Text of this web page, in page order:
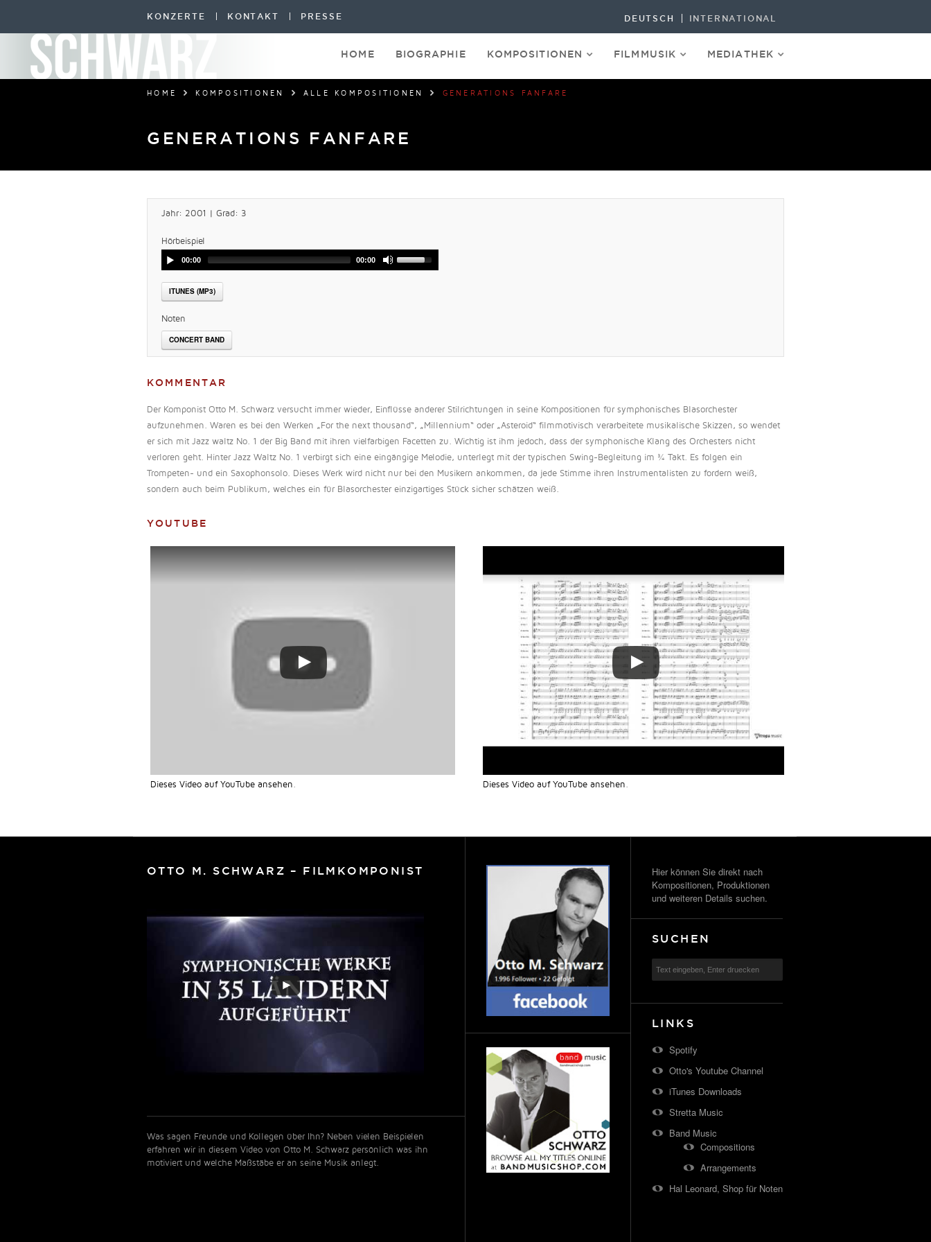
KONZERTE KONTAKT PRESSE DEUTSCH INTERNATIONAL
HOME BIOGRAPHIE KOMPOSITIONEN FILMMUSIK MEDIATHEK
HOME KOMPOSITIONEN ALLE KOMPOSITIONEN GENERATIONS FANFARE
GENERATIONS FANFARE
Jahr: 2001 | Grad: 3
Hörbeispiel
00:00 00:00
ITUNES (MP3)
Noten
CONCERT BAND
KOMMENTAR
Der Komponist Otto M. Schwarz versucht immer wieder, Einflüsse anderer Stilrichtungen in seine Kompositionen für symphonisches Blasorchester
aufzunehmen. Waren es bei den Werken „For the next thousand“, „Millennium“ oder „Asteroid“ filmmotivisch verarbeitete musikalische Skizzen, so wendet
er sich mit Jazz waltz No. 1 der Big Band mit ihren vielfarbigen Facetten zu. Wichtig ist ihm jedoch, dass der symphonische Klang des Orchesters nicht
verloren geht. Hinter Jazz Waltz No. 1 verbirgt sich eine eingängige Melodie, unterlegt mit der typischen Swing-Begleitung im ¾ Takt. Es folgen ein
Trompeten- und ein Saxophonsolo. Dieses Werk wird nicht nur bei den Musikern ankommen, da jede Stimme ihren Instrumentalisten zu fordern weiß,
sondern auch beim Publikum, welches ein für Blasorchester einzigartiges Stück sicher schätzen weiß.
YOUTUBE
Dieses Video auf YouTube ansehen. Dieses Video auf YouTube ansehen.
OTTO M. SCHWARZ – FILMKOMPONIST
Was sagen Freunde und Kollegen über Ihn? Neben vielen Beispielen
erfahren wir in diesem Video von Otto M. Schwarz persönlich was ihn
motiviert und welche Maßstäbe er an seine Musik anlegt.
Hier können Sie direkt nach
Kompositionen, Produktionen
und weiteren Details suchen.
SUCHEN
LINKS
Spotify
Otto's Youtube Channel
iTunes Downloads
Stretta Music
Band Music
Compositions
Arrangements
Hal Leonard, Shop für Noten